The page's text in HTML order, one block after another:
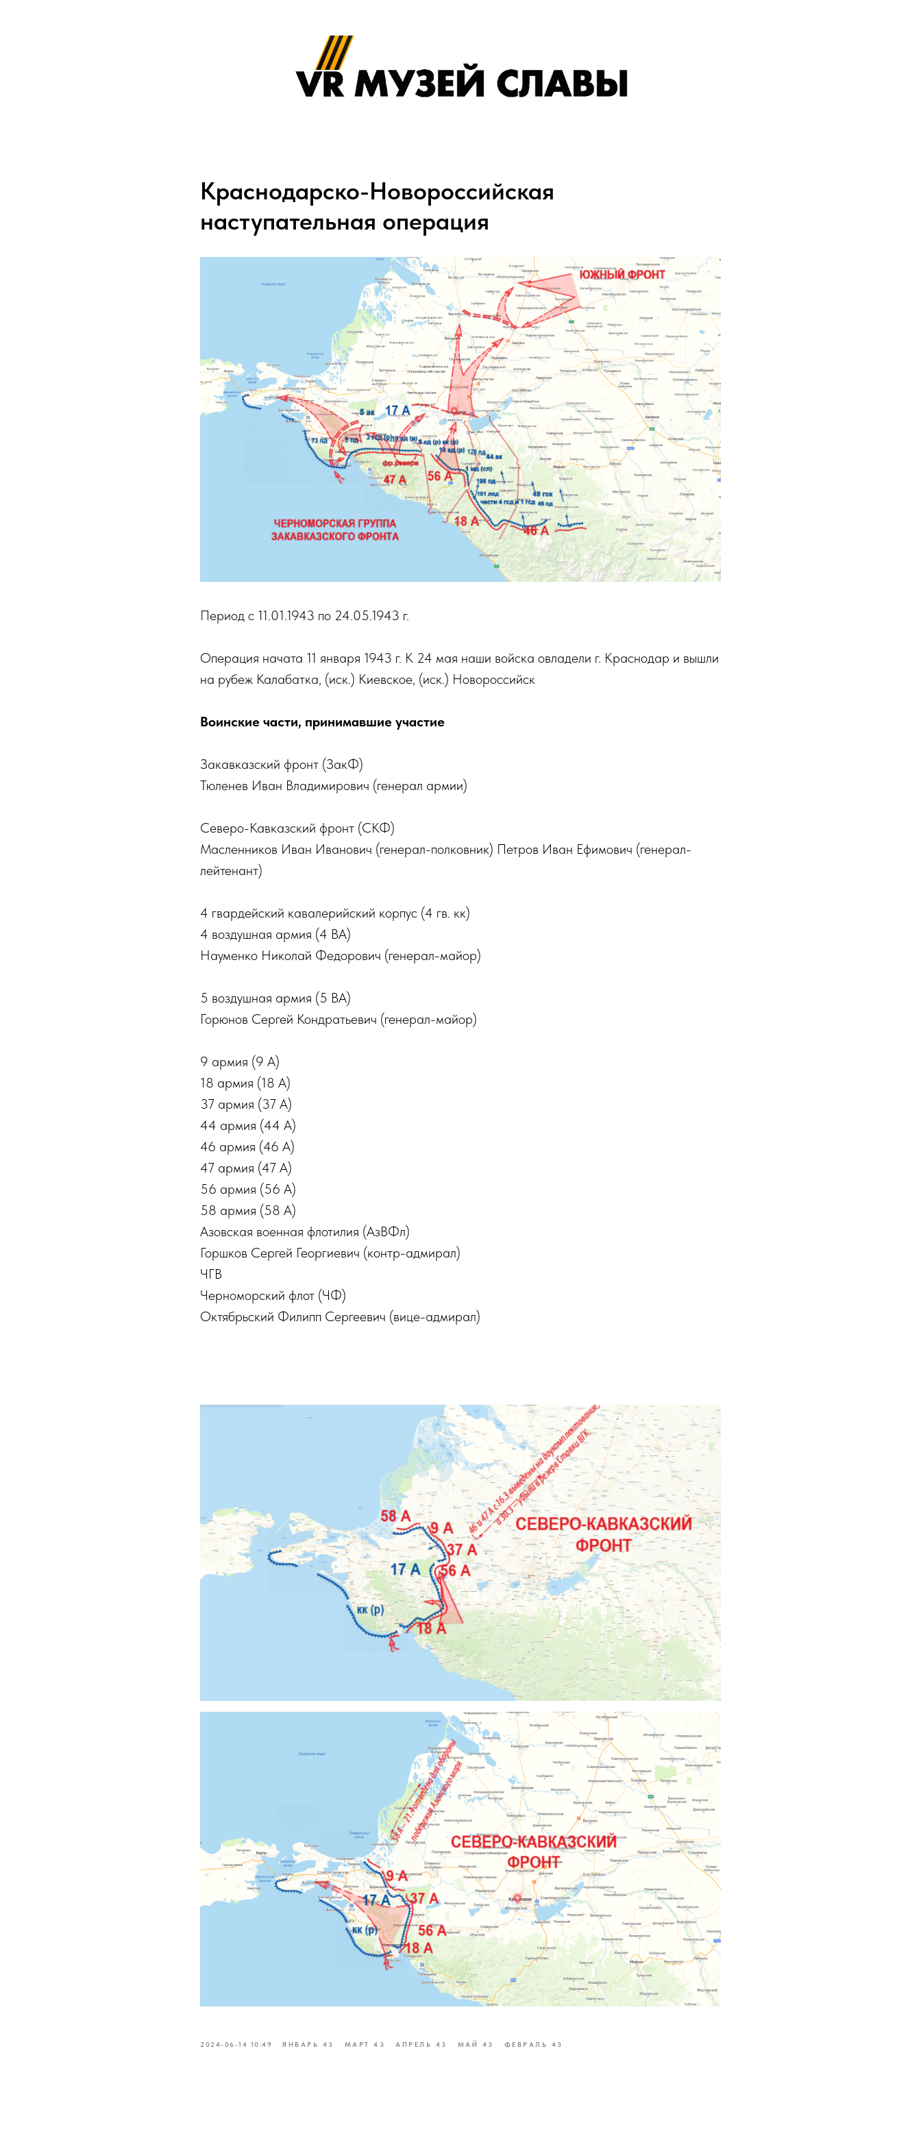
Краснодарско-Новороссийская
наступательная операция
Период с 11.01.1943 по 24.05.1943 г.
Операция начата 11 января 1943 г. К 24 мая наши войска овладели г. Краснодар и вышли
на рубеж Калабатка, (иск.) Киевское, (иск.) Новороссийск
Воинские части, принимавшие участие
Закавказский фронт (ЗакФ)
Тюленев Иван Владимирович (генерал армии)
Северо-Кавказский фронт (СКФ)
Масленников Иван Иванович (генерал-полковник) Петров Иван Ефимович (генерал-
лейтенант)
4 гвардейский кавалерийский корпус (4 гв. кк)
4 воздушная армия (4 ВА)
Науменко Николай Федорович (генерал-майор)
5 воздушная армия (5 ВА)
Горюнов Сергей Кондратьевич (генерал-майор)
9 армия (9 А)
18 армия (18 А)
37 армия (37 А)
44 армия (44 А)
46 армия (46 А)
47 армия (47 А)
56 армия (56 А)
58 армия (58 А)
Азовская военная флотилия (АзВФл)
Горшков Сергей Георгиевич (контр-адмирал)
ЧГВ
Черноморский флот (ЧФ)
Октябрьский Филипп Сергеевич (вице-адмирал)
2024-06-14 10:49 ЯНВАРЬ 43 МАРТ 43 АПРЕЛЬ 43 МАЙ 43 ФЕВРАЛЬ 43